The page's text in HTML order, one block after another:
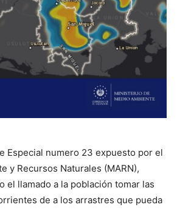
Especial numero 23 expuesto por el
y Recursos Naturales (MARN),
el llamado a la población tomar las
de a los arrastres que pueda